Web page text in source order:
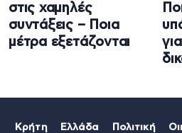
στις χαμηλές
συντάξεις – Ποια
μέτρα εξετάζονται
Κρήτη Ελλάδα Πολιτική